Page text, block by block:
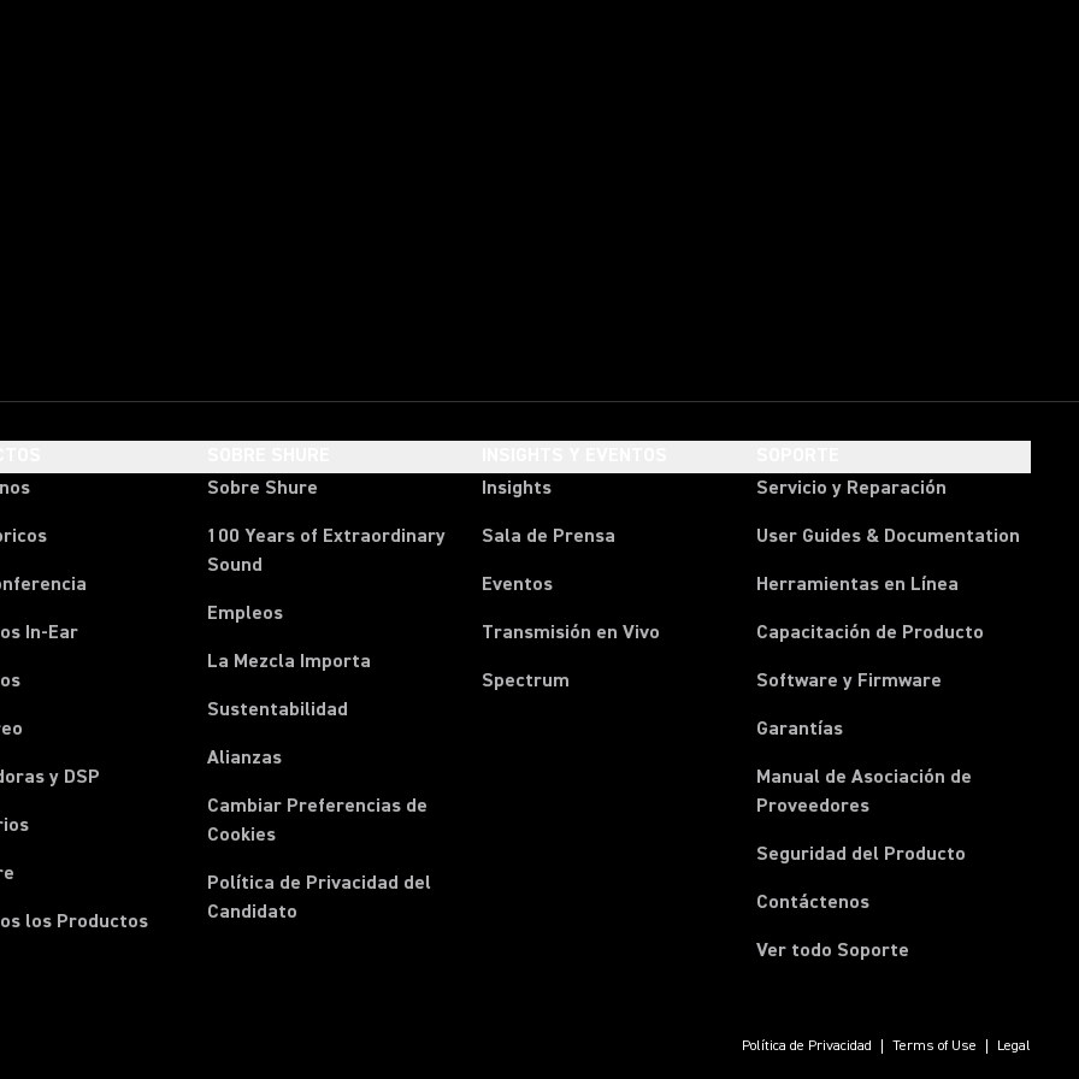
In-Ear
y DSP
los Productos
Sobre Shure
100 Years of Extraordinary
Sound
Empleos
La Mezcla Importa
Sustentabilidad
Alianzas
Cambiar Preferencias de
Cookies
Política de Privacidad del
Candidato
Insights
Sala de Prensa
Eventos
Transmisión en Vivo
Spectrum
Servicio y Reparación
User Guides & Documentation
Herramientas en Línea
Capacitación de Producto
Software y Firmware
Garantías
Manual de Asociación de
Proveedores(Opens in a new tab)
Seguridad del Producto
Contáctenos(Opens in a new tab)
Ver todo Soporte
Política de Privacidad Terms of Use Legal